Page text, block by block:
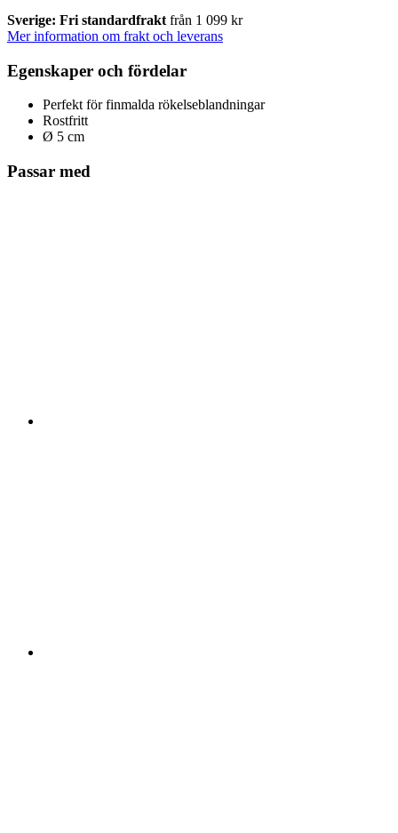
Sverige: Fri standardfrakt från 1 099 kr
Mer information om frakt och leverans
Egenskaper och fördelar
Perfekt för finmalda rökelseblandningar
Rostfritt
Ø 5 cm
Passar med